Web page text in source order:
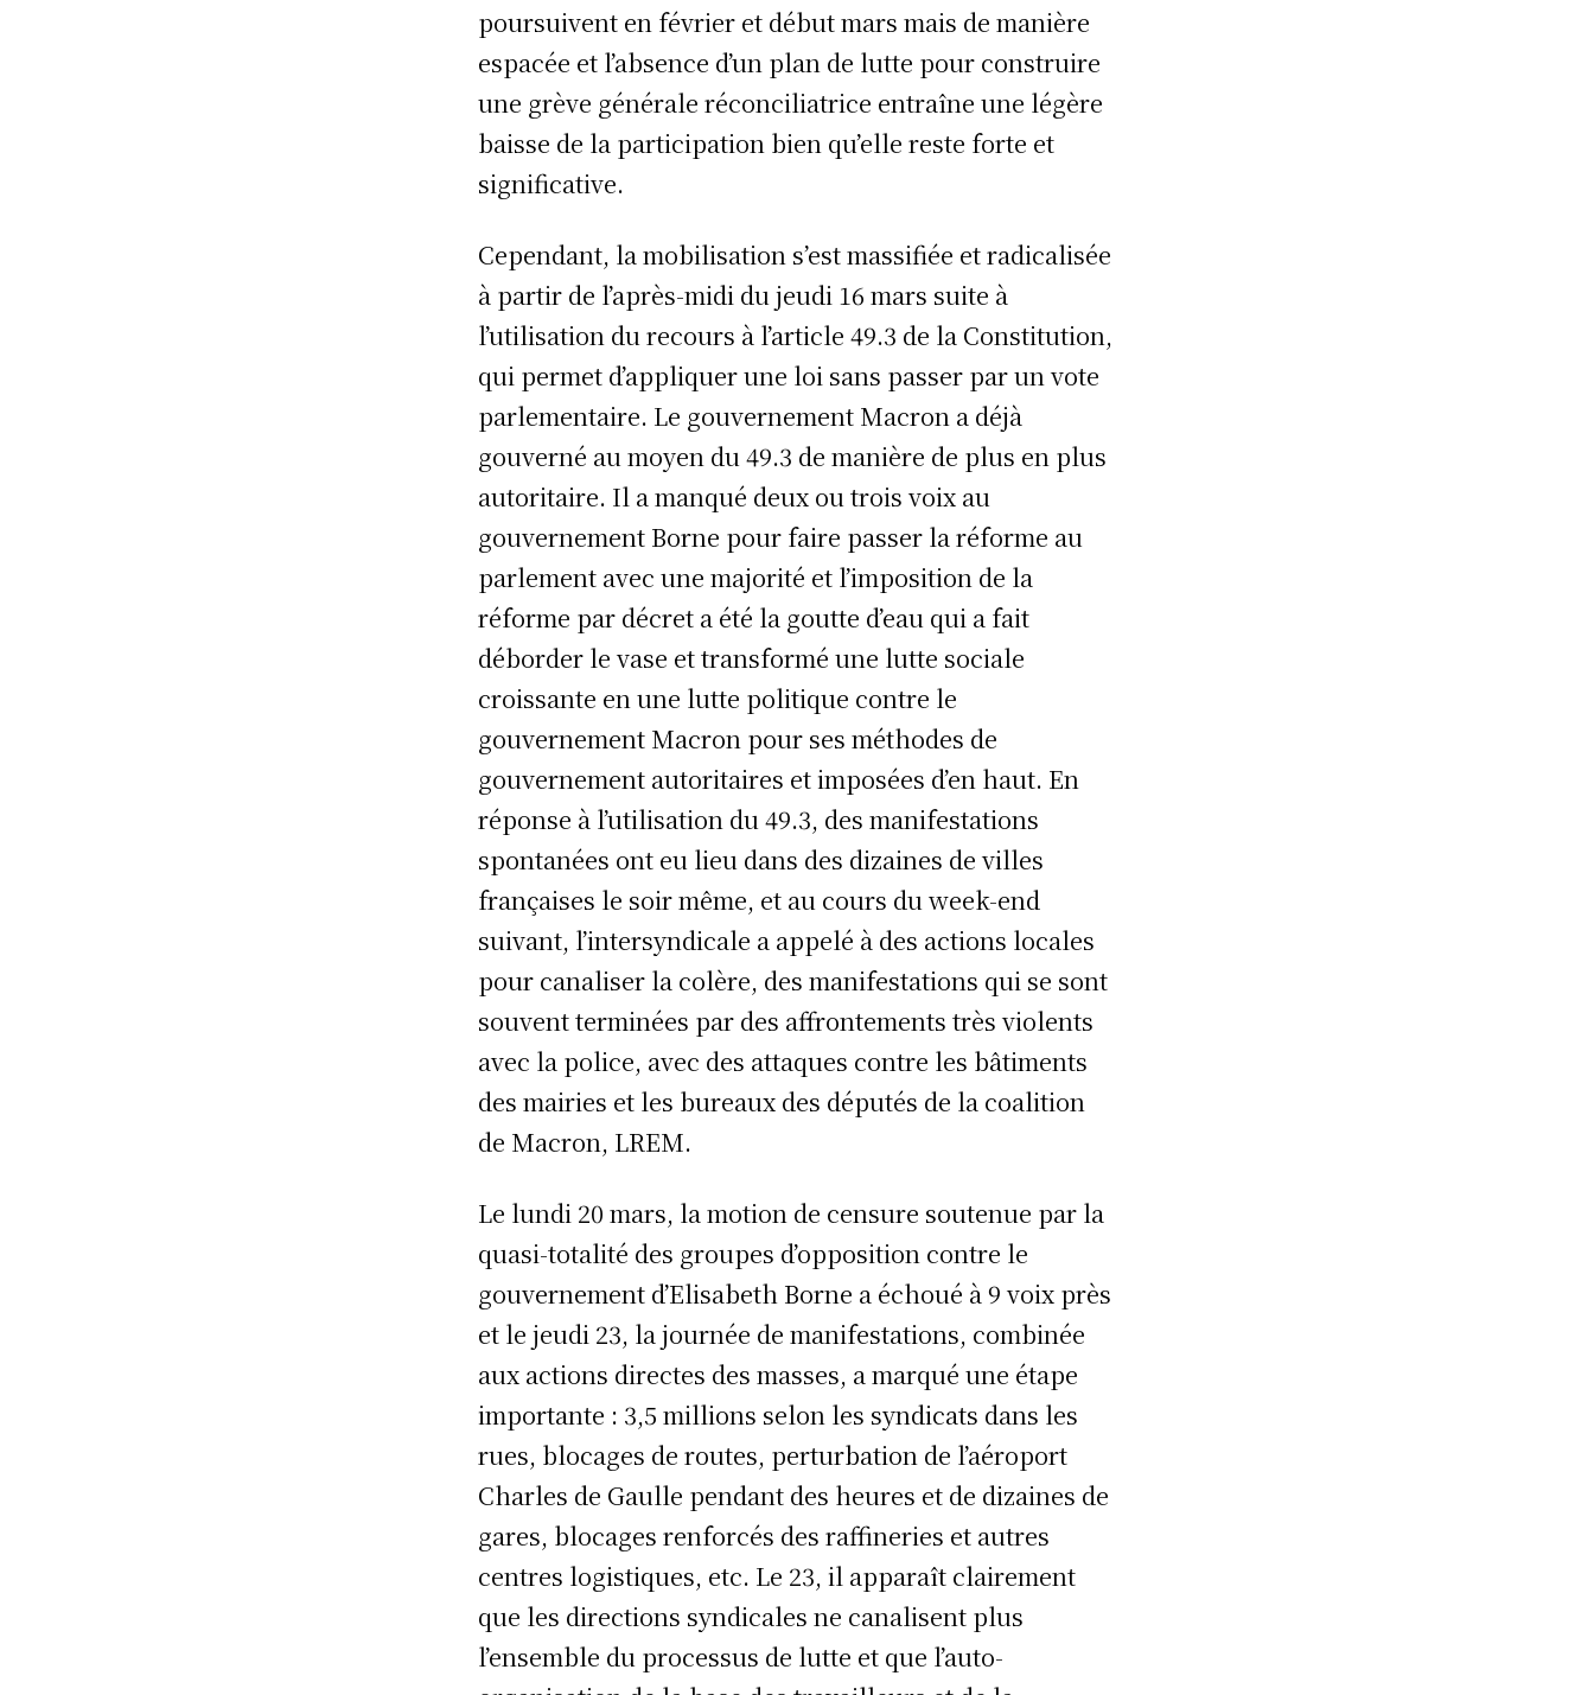
poursuivent en février et début mars mais de manière
espacée et l’absence d’un plan de lutte pour construire
une grève générale réconciliatrice entraîne une légère
baisse de la participation bien qu’elle reste forte et
significative.
Cependant, la mobilisation s’est massifiée et radicalisée
à partir de l’après-midi du jeudi 16 mars suite à
l’utilisation du recours à l’article 49.3 de la Constitution,
qui permet d’appliquer une loi sans passer par un vote
parlementaire. Le gouvernement Macron a déjà
gouverné au moyen du 49.3 de manière de plus en plus
autoritaire. Il a manqué deux ou trois voix au
gouvernement Borne pour faire passer la réforme au
parlement avec une majorité et l’imposition de la
réforme par décret a été la goutte d’eau qui a fait
déborder le vase et transformé une lutte sociale
croissante en une lutte politique contre le
gouvernement Macron pour ses méthodes de
gouvernement autoritaires et imposées d’en haut. En
réponse à l’utilisation du 49.3, des manifestations
spontanées ont eu lieu dans des dizaines de villes
françaises le soir même, et au cours du week-end
suivant, l’intersyndicale a appelé à des actions locales
pour canaliser la colère, des manifestations qui se sont
souvent terminées par des affrontements très violents
avec la police, avec des attaques contre les bâtiments
des mairies et les bureaux des députés de la coalition
de Macron, LREM.
Le lundi 20 mars, la motion de censure soutenue par la
quasi-totalité des groupes d’opposition contre le
gouvernement d’Elisabeth Borne a échoué à 9 voix près
et le jeudi 23, la journée de manifestations, combinée
aux actions directes des masses, a marqué une étape
importante : 3,5 millions selon les syndicats dans les
rues, blocages de routes, perturbation de l’aéroport
Charles de Gaulle pendant des heures et de dizaines de
gares, blocages renforcés des raffineries et autres
centres logistiques, etc. Le 23, il apparaît clairement
que les directions syndicales ne canalisent plus
l’ensemble du processus de lutte et que l’auto-